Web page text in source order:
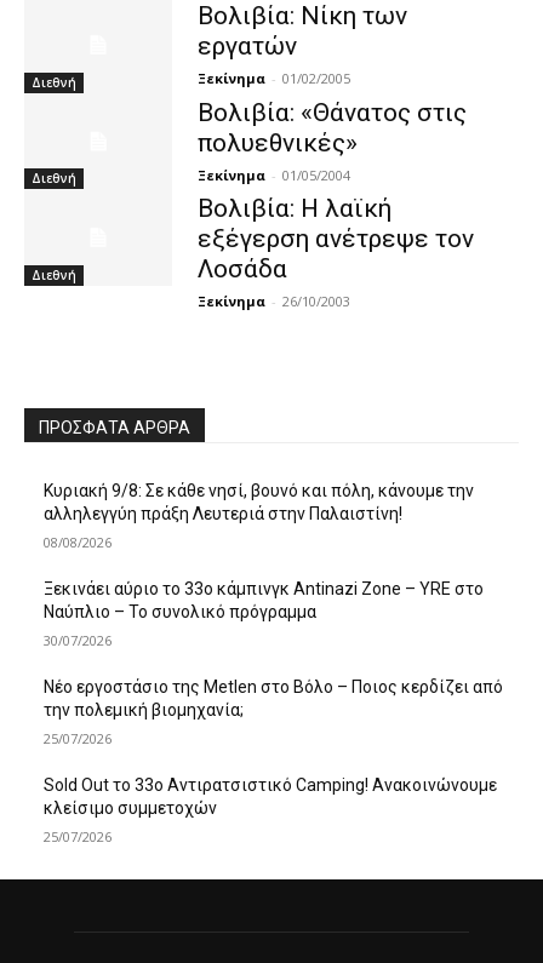
Διεθνή
Βολιβία: Νίκη των
εργατών
Ξεκίνημα - 01/02/2005
Διεθνή
Βολιβία: «Θάνατος στις
πολυεθνικές»
Ξεκίνημα - 01/05/2004
Διεθνή
Βολιβία: Η λαϊκή
εξέγερση ανέτρεψε τον
Λοσάδα
Ξεκίνημα - 26/10/2003
ΠΡΌΣΦΑΤΑ ΆΡΘΡΑ
Κυριακή 9/8: Σε κάθε νησί, βουνό και πόλη, κάνουμε την
αλληλεγγύη πράξη Λευτεριά στην Παλαιστίνη!
08/08/2026
Ξεκινάει αύριο το 33ο κάμπινγκ Antinazi Zone – YRE στο
Ναύπλιο – Το συνολικό πρόγραμμα
30/07/2026
Νέο εργοστάσιο της Metlen στο Βόλο – Ποιος κερδίζει από
την πολεμική βιομηχανία;
25/07/2026
Sold Out το 33ο Αντιρατσιστικό Camping! Ανακοινώνουμε
κλείσιμο συμμετοχών
25/07/2026